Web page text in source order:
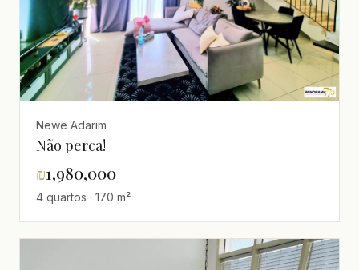
Newe Adarim
Não perca!
₪1,980,000
4 quartos · 170 m²